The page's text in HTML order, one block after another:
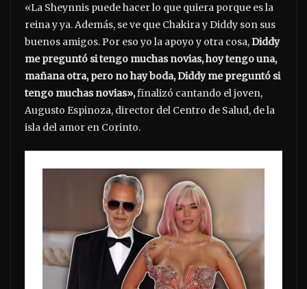
«La Sheynnis puede hacer lo que quiera porque es la
reina y ya. Además, se ve que Chakira y Diddy son sus
buenos amigos. Por eso yo la apoyo y otra cosa,Diddy
me preguntó si tengo muchas novias, hoy tengo una,
mañana otra, pero no hay boda, Diddy me preguntó si
tengo muchas novias»,finalizó cantando el joven,
Augusto Espinoza, director del Centro de Salud, de la
isla del amor en Corinto.